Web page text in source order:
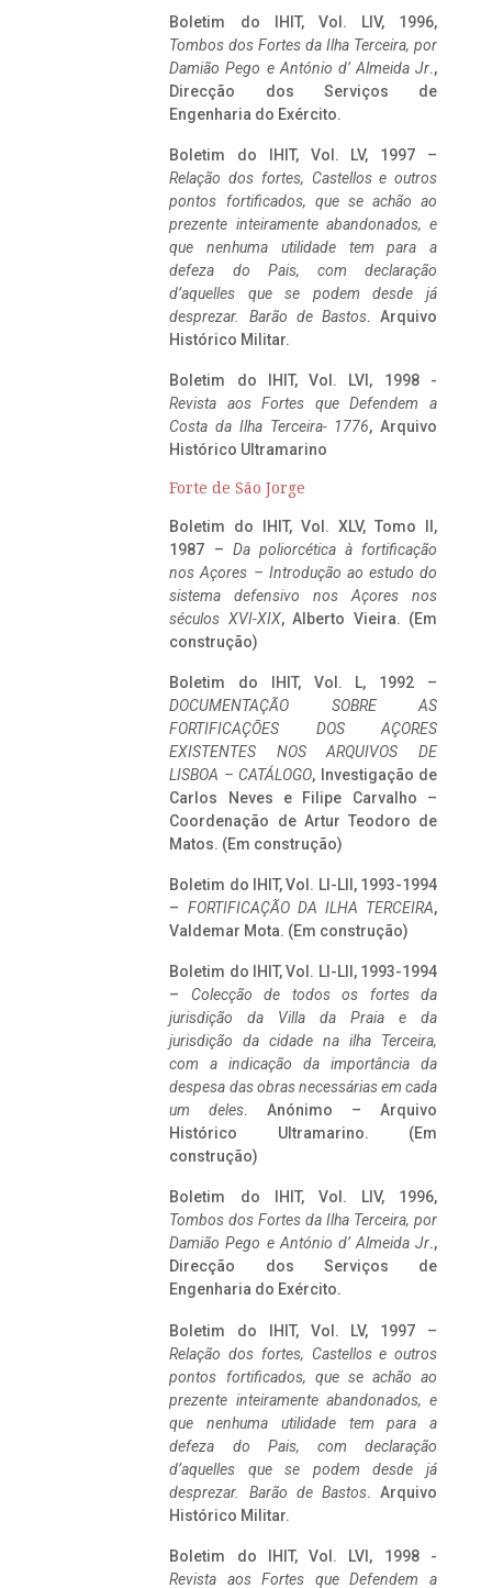
Boletim do IHIT, Vol. LIV, 1996,
Tombos dos Fortes da Ilha Terceira, por
Damião Pego e António d’ Almeida Jr.,
Direcção dos Serviços de
Engenharia do Exército.
Boletim do IHIT, Vol. LV, 1997 –
Relação dos fortes, Castellos e outros
pontos fortificados, que se achão ao
prezente inteiramente abandonados, e
que nenhuma utilidade tem para a
defeza do Pais, com declaração
d’aquelles que se podem desde já
desprezar. Barão de Bastos. Arquivo
Histórico Militar.
Boletim do IHIT, Vol. LVI, 1998 -
Revista aos Fortes que Defendem a
Costa da Ilha Terceira- 1776, Arquivo
Histórico Ultramarino
Forte de São Jorge
Boletim do IHIT, Vol. XLV, Tomo II,
1987 – Da poliorcética à fortificação
nos Açores – Introdução ao estudo do
sistema defensivo nos Açores nos
séculos XVI-XIX, Alberto Vieira. (Em
construção)
Boletim do IHIT, Vol. L, 1992 –
DOCUMENTAÇÃO SOBRE AS
FORTIFICAÇÕES DOS AÇORES
EXISTENTES NOS ARQUIVOS DE
LISBOA – CATÁLOGO, Investigação de
Carlos Neves e Filipe Carvalho –
Coordenação de Artur Teodoro de
Matos. (Em construção)
Boletim do IHIT, Vol. LI-LII, 1993-1994
– FORTIFICAÇÃO DA ILHA TERCEIRA,
Valdemar Mota. (Em construção)
Boletim do IHIT, Vol. LI-LII, 1993-1994
– Colecção de todos os fortes da
jurisdição da Villa da Praia e da
jurisdição da cidade na ilha Terceira,
com a indicação da importância da
despesa das obras necessárias em cada
um deles. Anónimo – Arquivo
Histórico Ultramarino. (Em
construção)
Boletim do IHIT, Vol. LIV, 1996,
Tombos dos Fortes da Ilha Terceira, por
Damião Pego e António d’ Almeida Jr.,
Direcção dos Serviços de
Engenharia do Exército.
Boletim do IHIT, Vol. LV, 1997 –
Relação dos fortes, Castellos e outros
pontos fortificados, que se achão ao
prezente inteiramente abandonados, e
que nenhuma utilidade tem para a
defeza do Pais, com declaração
d’aquelles que se podem desde já
desprezar. Barão de Bastos. Arquivo
Histórico Militar.
Boletim do IHIT, Vol. LVI, 1998 -
Revista aos Fortes que Defendem a